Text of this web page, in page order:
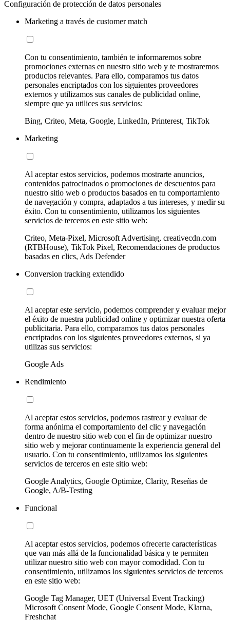
Configuración de protección de datos personales
Marketing a través de customer match
Con tu consentimiento, también te informaremos sobre
promociones externas en nuestro sitio web y te mostraremos
productos relevantes. Para ello, comparamos tus datos
personales encriptados con los siguientes proveedores
externos y utilizamos sus canales de publicidad online,
siempre que ya utilices sus servicios:
Bing, Criteo, Meta, Google, LinkedIn, Printerest, TikTok
Marketing
Al aceptar estos servicios, podemos mostrarte anuncios,
contenidos patrocinados o promociones de descuentos para
nuestro sitio web o productos basados en tu comportamiento
de navegación y compra, adaptados a tus intereses, y medir su
éxito. Con tu consentimiento, utilizamos los siguientes
servicios de terceros en este sitio web:
Criteo, Meta-Pixel, Microsoft Advertising, creativecdn.com
(RTBHouse), TikTok Pixel, Recomendaciones de productos
basadas en clics, Ads Defender
Conversion tracking extendido
Al aceptar este servicio, podemos comprender y evaluar mejor
el éxito de nuestra publicidad online y optimizar nuestra oferta
publicitaria. Para ello, comparamos tus datos personales
encriptados con los siguientes proveedores externos, si ya
utilizas sus servicios:
Google Ads
Rendimiento
Al aceptar estos servicios, podemos rastrear y evaluar de
forma anónima el comportamiento del clic y navegación
dentro de nuestro sitio web con el fin de optimizar nuestro
sitio web y mejorar continuamente la experiencia general del
usuario. Con tu consentimiento, utilizamos los siguientes
servicios de terceros en este sitio web:
Google Analytics, Google Optimize, Clarity, Reseñas de
Google, A/B-Testing
Funcional
Al aceptar estos servicios, podemos ofrecerte características
que van más allá de la funcionalidad básica y te permiten
utilizar nuestro sitio web con mayor comodidad. Con tu
consentimiento, utilizamos los siguientes servicios de terceros
en este sitio web:
Google Tag Manager, UET (Universal Event Tracking)
Microsoft Consent Mode, Google Consent Mode, Klarna,
Freshchat